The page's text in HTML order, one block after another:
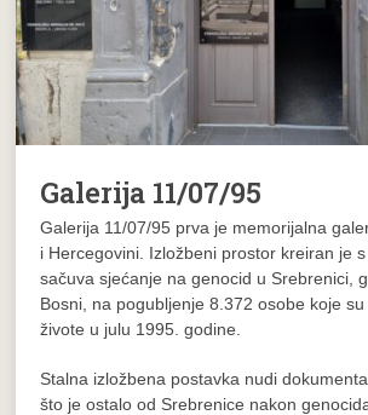
Galerija 11/07/95
Galerija 11/07/95 prva je memorijalna
i Hercegovini. Izložbeni prostor kreiran je
sačuva sjećanje na genocid u Srebrenici,
Bosni, na pogubljenje 8.372 osobe koje
živote u julu 1995. godine.
Stalna izložbena postavka nudi
što je ostalo od Srebrenice nakon